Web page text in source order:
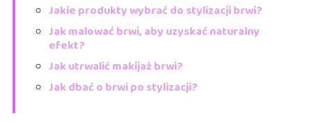
Jakie produkty wybrać do stylizacji brwi?
Jak malować brwi, aby uzyskać naturalny
efekt?
Jak utrwalić makijaż brwi?
Jak dbać o brwi po stylizacji?